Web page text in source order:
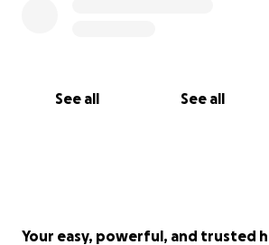
See all See all
Your easy, powerful, and trusted